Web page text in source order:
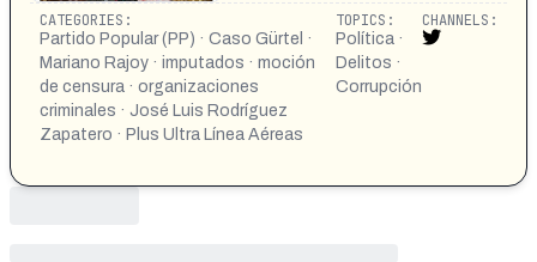
CATEGORIES:
Partido Popular (PP) · Caso Gürtel ·
Mariano Rajoy · imputados · moción
de censura · organizaciones
criminales · José Luis Rodríguez
Zapatero · Plus Ultra Línea Aéreas
TOPICS:
Política ·
Delitos ·
Corrupción
CHANNELS: